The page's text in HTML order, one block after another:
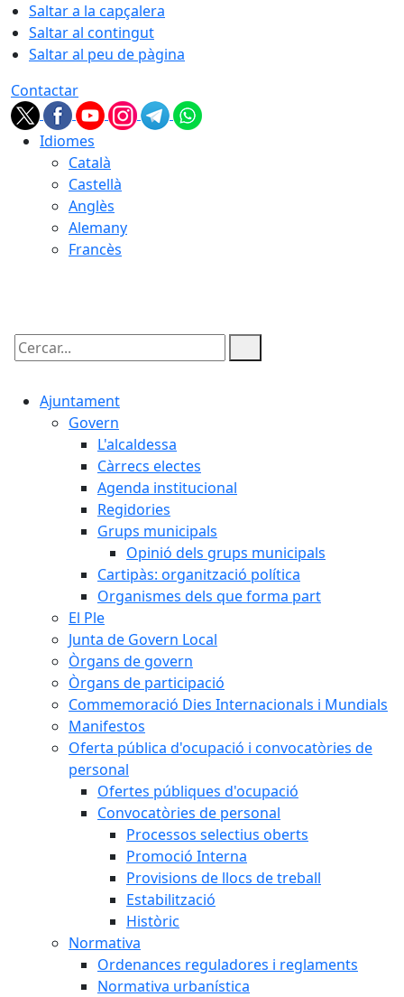
Saltar a la capçalera
Saltar al contingut
Saltar al peu de pàgina
Contactar
Idiomes
Català
Castellà
Anglès
Alemany
Francès
Cercar:
Ajuntament
Govern
L'alcaldessa
Càrrecs electes
Agenda institucional
Regidories
Grups municipals
Opinió dels grups municipals
Cartipàs: organització política
Organismes dels que forma part
El Ple
Junta de Govern Local
Òrgans de govern
Òrgans de participació
Commemoració Dies Internacionals i Mundials
Manifestos
Oferta pública d'ocupació i convocatòries de
personal
Ofertes públiques d'ocupació
Convocatòries de personal
Processos selectius oberts
Promoció Interna
Provisions de llocs de treball
Estabilització
Històric
Normativa
Ordenances reguladores i reglaments
Normativa urbanística